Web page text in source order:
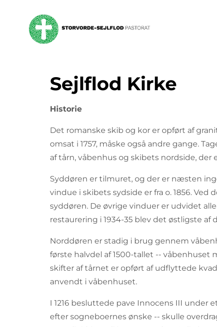
Sejlflod Kirke
Historie
Det romanske skib og kor er opført af
omsat i 1757, måske også andre gange.
af tårn, våbenhus og skibets nordside,
Syddøren er tilmuret, og der er næsten
vindue i skibets sydside er fra o. 1856.
syddøren. De øvrige vinduer er udvidet
restaurering i 1934-35 blev det østligste
Norddøren er stadig i brug gennem
første halvdel af 1500-tallet -- våbenhuset
skifter af tårnet er opført af udflyttede
anvendt i våbenhuset.
I 1216 besluttede pave Innocens III under
efter sogneboernes ønske -- skulle